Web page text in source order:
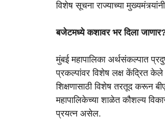
विशेष सूचना राज्याच्या
बजेटमध्ये कशावर भर दिला
मुंबई महापालिका अर्थसंकल्पात
प्रकल्पांवर विशेष लक्ष केंद्रित
शिक्षणासाठी विशेष तरतूद करून
महापालिकेच्या शाळेत कौशल्य
प्रयत्न असेल.